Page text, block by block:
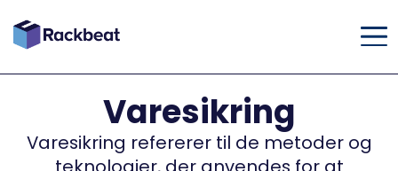
Varesikring
Varesikring refererer til de metoder og